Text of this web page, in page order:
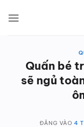
qua
Quấn bé
sẽ ngủ
ĐĂNG VÀO 4